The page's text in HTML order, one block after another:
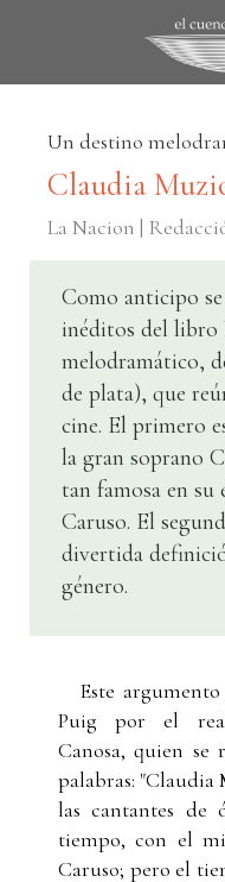
Un destino
Claudia
La Nacion |
Como anticipo
inéditos del libro
melodramático,
de plata), que
cine. El primero
la gran soprano
tan famosa en
Caruso. El
divertida
género.
Este
Puig por el
Canosa, quien se
palabras: "Claudia
las cantantes de
tiempo, con el
Caruso; pero el